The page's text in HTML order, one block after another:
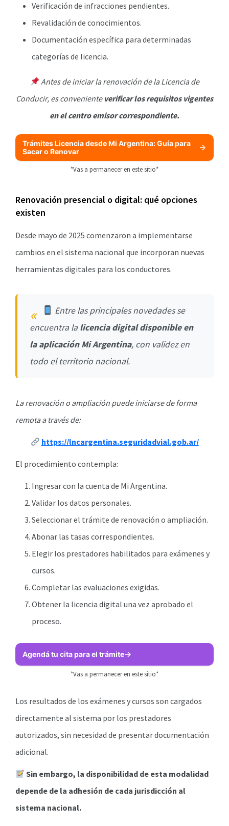
Verificación de infracciones pendientes.
Revalidación de conocimientos.
Documentación específica para determinadas
categorías de licencia.
Antes de iniciar la renovación de la Licencia de
Conducir, es conveniente verificar los requisitos vigentes
en el centro emisor correspondiente.
Trámites Licencia desde Mi Argentina: Guía para
Sacar o Renovar
*Vas a permanecer en este sitio*
Renovación presencial o digital: qué opciones
existen
Desde mayo de 2025 comenzaron a implementarse
cambios en el sistema nacional que incorporan nuevas
herramientas digitales para los conductores.
Entre las principales novedades se
encuentra la licencia digital disponible en
la aplicación Mi Argentina, con validez en
todo el territorio nacional.
La renovación o ampliación puede iniciarse de forma
remota a través de:
https://lncargentina.seguridadvial.gob.ar/
El procedimiento contempla:
Ingresar con la cuenta de Mi Argentina.
Validar los datos personales.
Seleccionar el trámite de renovación o ampliación.
Abonar las tasas correspondientes.
Elegir los prestadores habilitados para exámenes y
cursos.
Completar las evaluaciones exigidas.
Obtener la licencia digital una vez aprobado el
proceso.
Agendá tu cita para el trámite
*Vas a permanecer en este sitio*
Los resultados de los exámenes y cursos son cargados
directamente al sistema por los prestadores
autorizados, sin necesidad de presentar documentación
adicional.
Sin embargo, la disponibilidad de esta modalidad
depende de la adhesión de cada jurisdicción al
sistema nacional.